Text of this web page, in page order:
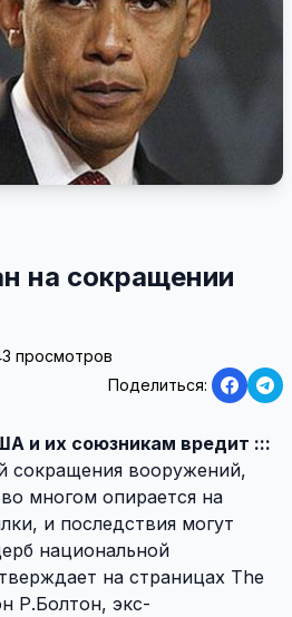
на сокращении
просмотров
Поделиться:
и их союзникам вредит :::
сокращения вооружений,
многом опирается на
и последствия могут
национальной
на страницах The
Р.Болтон, экс-